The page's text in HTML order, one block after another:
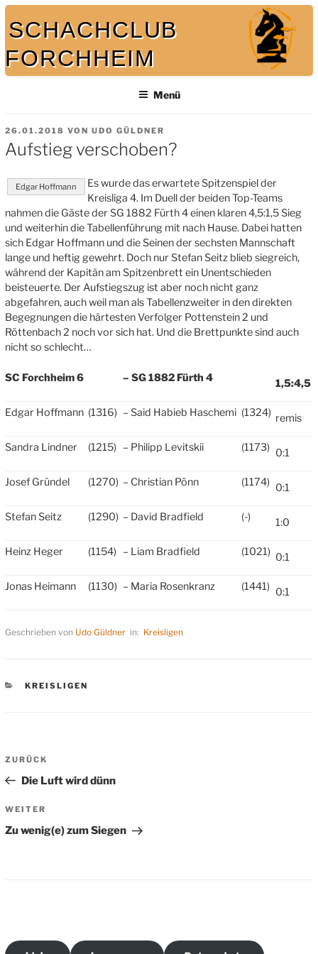
Zum
Inhalt
springen
SCHACHCLUB
FORCHHEIM
Menü
VERÖFFENTLICHT
AM
26.01.2018 VONUDO GÜLDNER
Aufstieg verschoben?
Edgar Hoffmann
Es wurde das erwartete Spitzenspiel der
Kreisliga 4. Im Duell der beiden Top-Teams
nahmen die Gäste der SG 1882 Fürth 4 einen klaren 4,5:1,5 Sieg
und weiterhin die Tabellenführung mit nach Hause. Dabei hatten
sich Edgar Hoffmann und die Seinen der sechsten Mannschaft
lange und heftig gewehrt. Doch nur Stefan Seitz blieb siegreich,
während der Kapitän am Spitzenbrett ein Unentschieden
beisteuerte. Der Aufstiegszug ist aber noch nicht ganz
abgefahren, auch weil man als Tabellenzweiter in den direkten
Begegnungen die härtesten Verfolger Pottenstein 2 und
Röttenbach 2 noch vor sich hat. Und die Brettpunkte sind auch
nicht so schlecht…
SC Forchheim 6 – SG 1882 Fürth 4 1,5:4,5
Edgar Hoffmann (1316) – Said Habieb Haschemi (1324) remis
Sandra Lindner (1215) – Philipp Levitskii (1173) 0:1
Josef Gründel (1270) – Christian Pönn (1174) 0:1
Stefan Seitz (1290) – David Bradfield (-) 1:0
Heinz Heger (1154) – Liam Bradfield (1021) 0:1
Jonas Heimann (1130) – Maria Rosenkranz (1441) 0:1
Geschrieben von Udo Güldner in: Kreisligen
KATEGORIEN
KREISLIGEN
Beitragsnavigation
Vorheriger
Beitrag
ZURÜCK
Die Luft wird dünn
Nächster
Beitrag
WEITER
Zu wenig(e) zum Siegen